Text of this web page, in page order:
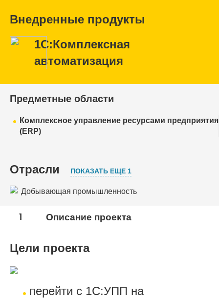
Внедренные продукты
1С:Комплексная
автоматизация
Предметные области
Комплексное управление ресурсами предприятия
(ERP)
Отрасли ПОКАЗАТЬ ЕЩЕ 1
Добывающая промышленность
Пищевая промышленность
1 Описание проекта
Цели проекта
перейти с 1С:УПП на